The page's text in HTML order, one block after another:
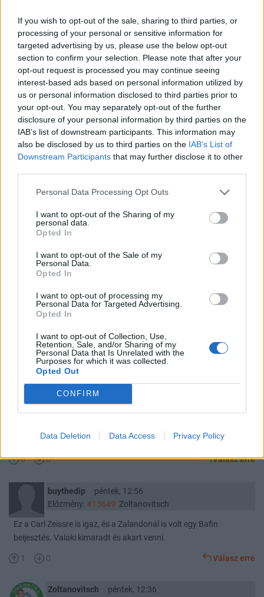
If you wish to opt-out of the sale, sharing to third parties, or
processing of your personal or sensitive information for
targeted advertising by us, please use the below opt-out
section to confirm your selection. Please note that after your
opt-out request is processed you may continue seeing
interest-based ads based on personal information utilized by
us or personal information disclosed to third parties prior to
your opt-out. You may separately opt-out of the further
disclosure of your personal information by third parties on the
IAB’s list of downstream participants. This information may
also be disclosed by us to third parties on the IAB’s List of
Downstream Participants that may further disclose it to other
Personal Data Processing Opt Outs
I want to opt-out of the Sharing of my
personal data.
Opted In
I want to opt-out of the Sale of my
Personal Data.
Opted In
I want to opt-out of processing my
Personal Data for Targeted Advertising.
Opted In
I want to opt-out of Collection, Use,
Retention, Sale, and/or Sharing of my
Personal Data that Is Unrelated with the
Purposes for which it was collected.
Opted Out
CONFIRM
Data Deletion Data Access Privacy Policy
megvalósulnak. Talán ezt is írtam akkor.
De ez az amiket senki nem tud.
Carl Zeissnél Think tegnap írta, hogy 3 év alatt eredmény
duplázást vár. Ha bejön akkor most egyértelmű beszálló. Da ha
csak évi 10% jön be tehát 3 év alatt 30% akkor sok érte a jelenlegi
30 p/e.
1 0 Válasz erre
5000
péntek, 13:24
Előzmény:#156535000
Minősítő
0 Válasz erre
5000
Olvastam, számomra vicc az összes minösítő.
Előzmény:#15649Zoltanovitsch
Legközelebb szólj időben :))))
0
oxylant
péntek, 13:00
..gyengusz van:eon, renk, polytic, csak a jótépé...
0 0 Válasz erre
buythedip
péntek, 12:56
Előzmény: #15649 Zoltanovitsch
Ez a Carl Zeissre is igaz, és a Zalandonál is volt egy Bafin
beijesztés. Valaki kimaradt és akart venni.
1 0 Válasz erre
Zoltanovitsch
péntek, 12:36